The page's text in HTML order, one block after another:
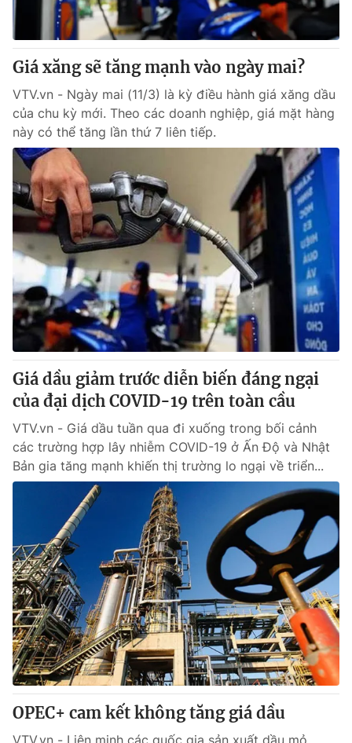
Cơ quan chủ quản:Đài Truyền hình Việt Nam
Cơ quan báo chí:
Thời báo VTV
Giấy phép hoạt động báo in và báo điện tử số 483/GP-BTTTT
cấp ngày 29/12/2023
Tổng Biên tập:Vũ Thanh Thủy
Phó Tổng Biên tập:Nguyễn Thị Mỹ Hạnh, Phạm Quốc Thắng,
Nguyễn Trọng Ninh
Tổng đài VTV:024.38 355 931 - 024.38 355 932
Ðiện thoại Thời báo VTV:
Email:toasoan@vtv.vn
Liên hệ quảng cáo: 024-7300.7108
® Cấm sao chép dưới mọi hình thức nếu không có sự chấp
thuận bằng văn bản. Ghi rõ nguồn VTV.vn khi phát hành lại
thông tin từ website này.
Giá xăng sẽ tăng mạnh vào ngày mai?
VTV.vn - Ngày mai (11/3) là kỳ điều hành giá xăng dầu
của chu kỳ mới. Theo các doanh nghiệp, giá mặt hàng
này có thể tăng lần thứ 7 liên tiếp.
Giá dầu giảm trước diễn biến đáng ngại
của đại dịch COVID-19 trên toàn cầu
VTV.vn - Giá dầu tuần qua đi xuống trong bối cảnh
các trường hợp lây nhiễm COVID-19 ở Ấn Độ và Nhật
Bản gia tăng mạnh khiến thị trường lo ngại về triển...
OPEC+ cam kết không tăng giá dầu
VTV.vn - Liên minh các quốc gia sản xuất dầu mỏ